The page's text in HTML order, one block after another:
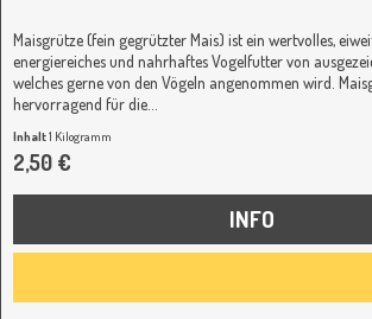
Maisgrütze (fein gegrützter Mais) ist ein wertvolles,
energiereiches und nahrhaftes Vogelfutter von
welches gerne von den Vögeln angenommen wird.
hervorragend für die...
Inhalt1 Kilogramm
2,50 €
INFO